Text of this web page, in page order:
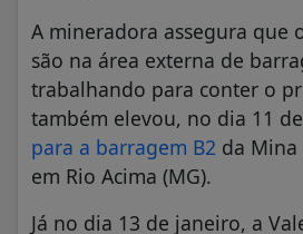
A mineradora assegura que
são na área externa de
trabalhando para conter o
também elevou, no dia 11
para a barragem B2 da
em Rio Acima (MG).
Já no dia 13 de janeiro, a